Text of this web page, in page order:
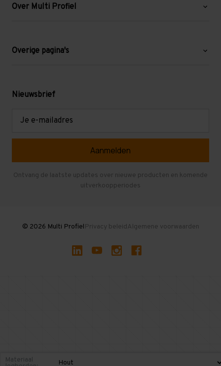
Over Multi Profiel
Blog
Levering en afhalen
Overige pagina's
Mezzanine
Gebruikte entresolvloeren
Nieuwsbrief
Ontvang de laatste updates over nieuwe producten en komende
uitverkoopperiodes
© 2026 Multi ProfielPrivacy beleidAlgemene voorwaarden
Materiaal